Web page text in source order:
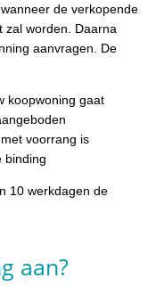
de verkopende
zal worden. Daarna
aanvragen. De
koopwoning gaat
voorrang is
binding
10 werkdagen de
aan?